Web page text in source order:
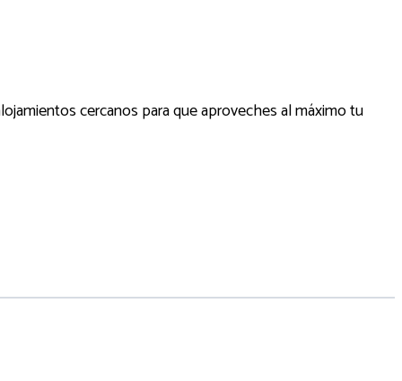
cercanos para que aproveches al máximo tu